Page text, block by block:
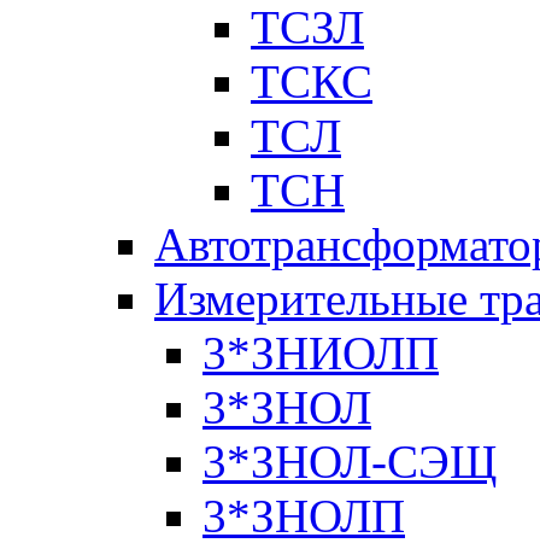
ТСЗЛ
ТСКС
ТСЛ
ТСН
Измерительные
3*ЗНИОЛП
3*ЗНОЛ
3*ЗНОЛ-СЭЩ
3*ЗНОЛП